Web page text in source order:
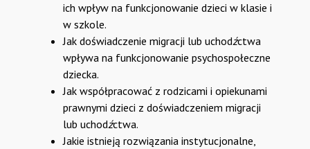
ich wpływ na funkcjonowanie dzieci w klasie i
w szkole.
Jak doświadczenie migracji lub uchodźctwa
wpływa na funkcjonowanie psychospołeczne
dziecka.
Jak współpracować z rodzicami i opiekunami
prawnymi dzieci z doświadczeniem migracji
lub uchodźctwa.
Jakie istnieją rozwiązania instytucjonalne,